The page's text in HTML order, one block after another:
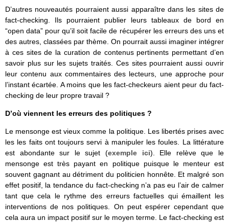
D’autres nouveautés pourraient aussi apparaître dans les sites de
fact-checking. Ils pourraient publier leurs tableaux de bord en
“open data” pour qu’il soit facile de récupérer les erreurs des uns et
des autres, classées par thème. On pourrait aussi imaginer intégrer
à ces sites de la curation de contenus pertinents permettant d’en
savoir plus sur les sujets traités. Ces sites pourraient aussi ouvrir
leur contenu aux commentaires des lecteurs, une approche pour
l’instant écartée. A moins que les fact-checkeurs aient peur du fact-
checking de leur propre travail ?
D’où viennent les erreurs des politiques ?
Le mensonge est vieux comme la politique. Les libertés prises avec
les les faits ont toujours servi à manipuler les foules. La littérature
est abondante sur le sujet (exemple ici). Elle relève que le
mensonge est très payant en politique puisque le menteur est
souvent gagnant au détriment du politicien honnête. Et malgré son
effet positif, la tendance du fact-checking n’a pas eu l’air de calmer
tant que cela le rythme des erreurs factuelles qui émaillent les
interventions de nos politiques. On peut espérer cependant que
cela aura un impact positif sur le moyen terme. Le fact-checking est